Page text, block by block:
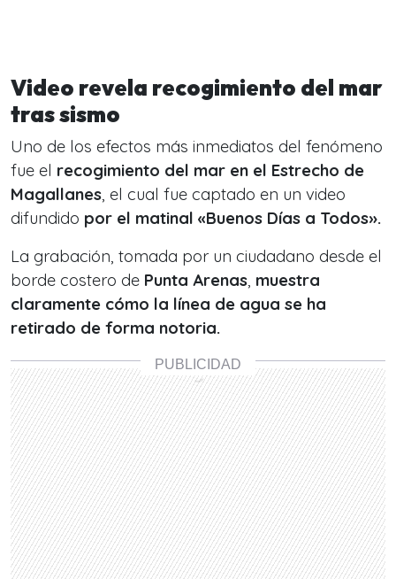
Video revela recogimiento del mar
tras sismo
Uno de los efectos más inmediatos del fenómeno
fue el recogimiento del mar en el Estrecho de
Magallanes, el cual fue captado en un video
difundido por el matinal «Buenos Días a Todos».
La grabación, tomada por un ciudadano desde el
borde costero de Punta Arenas, muestra
claramente cómo la línea de agua se ha
retirado de forma notoria.